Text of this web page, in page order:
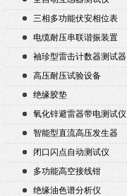
三相多功能伏安相位表
电缆耐压串联谐振装置
袖珍型雷击计数器测试器
高压耐压试验设备
绝缘胶垫
氧化锌避雷器带电测试仪
智能型直流高压发生器
闭口闪点自动测试仪
多功能高空接线钳
绝缘油色谱分析仪